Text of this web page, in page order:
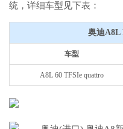
统，详细车型见下表：
奥迪A8L
车型
A8L 60 TFSIe quattro